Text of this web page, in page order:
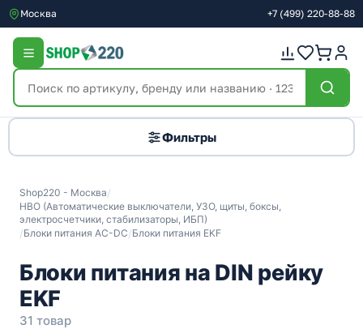
Москва +7 (499) 220-88-88
Фильтры
Shop220 - Москва/
НВО (Автоматические выключатели, УЗО, щиты, боксы,
электросчетчики, стабилизаторы, ИБП)
/Блоки питания AC-DC/Блоки питания EKF
Блоки питания на DIN рейку
EKF
31 товар